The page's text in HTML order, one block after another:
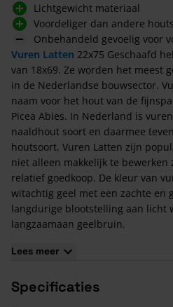
Lichtgewicht materiaal
Voordeliger dan andere
Onbehandeld gevoelig voor
Vuren Latten 22x75 Geschaafd
van 18x69. Ze worden het meest
in de Nederlandse bouwsector.
naam voor het hout van de
Picea Abies. In Nederland is
naaldhout soort en daarmee
houtsoort. Vuren Latten zijn
niet alleen makkelijk te bewerken
relatief goedkoop. De kleur van
witachtig geel met een zachte en
langdurige blootstelling aan licht
langzaamaan geelbruin.
Kenmerken van de Vuren
Vuren Latten 22x75 Geschaafd
Lees meer
Specificaties